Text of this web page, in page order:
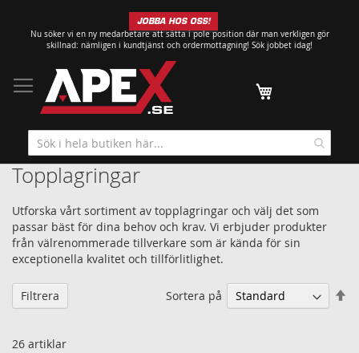
till
innehållet
JOBBA HOS OSS!
Nu söker vi en ny medarbetare att sätta i pole position där man verkligen gör
skillnad: nämligen i kundtjänst och ordermottagning! Sök jobbet idag!
Min kundvagn
Topplagringar
Utforska vårt sortiment av topplagringar och välj det som
passar bäst för dina behov och krav. Vi erbjuder produkter
från välrenommerade tillverkare som är kända för sin
exceptionella kvalitet och tillförlitlighet.
26 artiklar
Sortera på
Filtrera